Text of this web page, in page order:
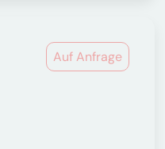
Auf Anfrage